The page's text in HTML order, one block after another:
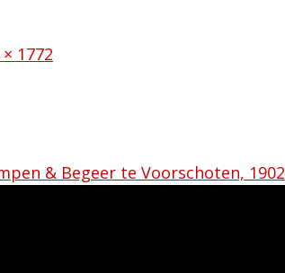
1772
& Begeer te Voorschoten, 1902